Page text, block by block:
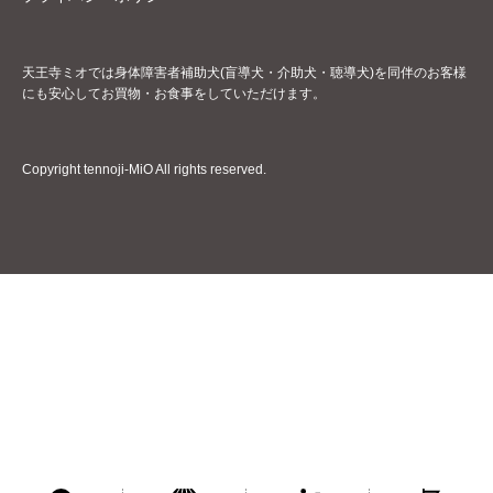
天王寺ミオでは身体障害者補助犬(盲導犬・介助犬・聴導犬)を同伴のお客様
にも安心してお買物・お食事をしていただけます。
Copyright tennoji-MiO All rights reserved.